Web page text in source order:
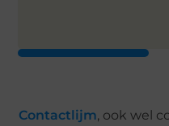
Contactlijm, ook wel